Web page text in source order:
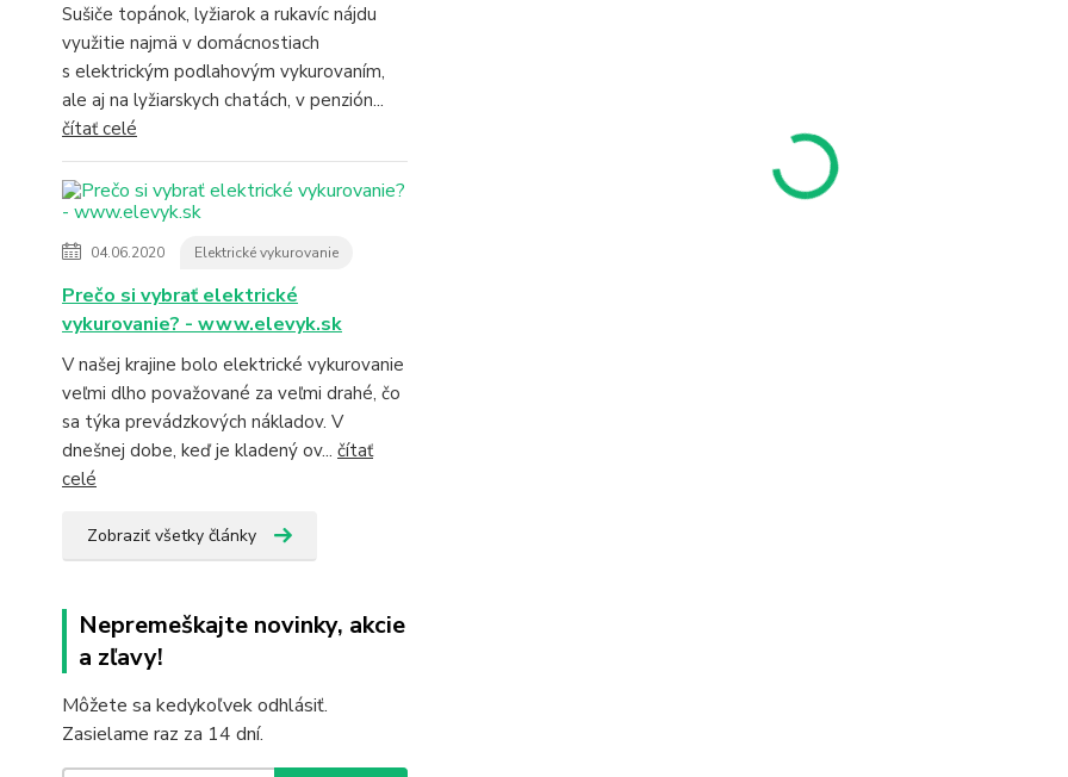
Sušiče topánok, lyžiarok a rukavíc nájdu
využitie najmä v domácnostiach
s elektrickým podlahovým vykurovaním,
ale aj na lyžiarskych chatách, v penzión...
čítať celé
04.06.2020 Elektrické vykurovanie
Prečo si vybrať elektrické
vykurovanie? - www.elevyk.sk
V našej krajine bolo elektrické vykurovanie
veľmi dlho považované za veľmi drahé, čo
sa týka prevádzkových nákladov. V
dnešnej dobe, keď je kladený ov... čítať
celé
Zobraziť všetky články
Nepremeškajte novinky, akcie
a zľavy!
Môžete sa kedykoľvek odhlásiť.
Zasielame raz za 14 dní.